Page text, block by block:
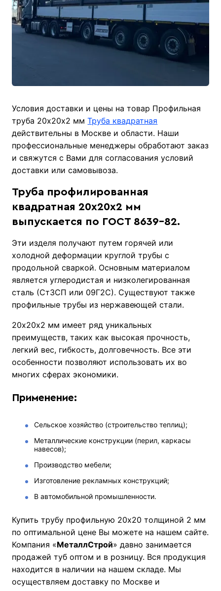
Условия доставки и цены на товар Профильная
труба 20х20х2 ммТруба квадратная
действительны в Москве и области. Наши
профессиональные менеджеры обработают заказ
и свяжутся с Вами для согласования условий
доставки или самовывоза.
Труба профилированная
квадратная 20х20х2 мм
выпускается по ГОСТ 8639-82.
Эти изделя получают путем горячей или
холодной деформации круглой трубы с
продольной сваркой. Основным материалом
является углеродистая и низколегированная
сталь (Ст3СП или 09Г2С). Существуют также
профильные трубы из нержавеющей стали.
20х20х2 мм имеет ряд уникальных
преимуществ, таких как высокая прочность,
легкий вес, гибкость, долговечность. Все эти
особенности позволяют использовать их во
многих сферах экономики.
Применение:
Сельское хозяйство (строительство теплиц);
Металлические конструкции (перил, каркасы
навесов);
Производство мебели;
Изготовление рекламных конструкций;
В автомобильной промышленности.
Купить трубу профильную 20х20 толщиной 2 мм
по оптимальной цене Вы можете на нашем сайте.
Компания «МеталлСтрой» давно занимается
продажей туб оптом и в розницу. Вся продукция
находится в наличии на нашем складе. Мы
осуществляем доставку по Москве и